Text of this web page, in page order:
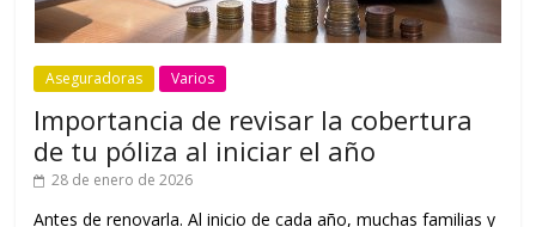
Aseguradoras Varios
Importancia de revisar la cobertura
de tu póliza al iniciar el año
28 de enero de 2026
Antes de renovarla. Al inicio de cada año, muchas familias y